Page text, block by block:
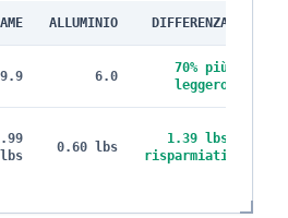
ALLUMINIO DIFFERENZA
6.0
70% più
leggero
lbs
0.60 lbs
1.39 lbs
risparmiati